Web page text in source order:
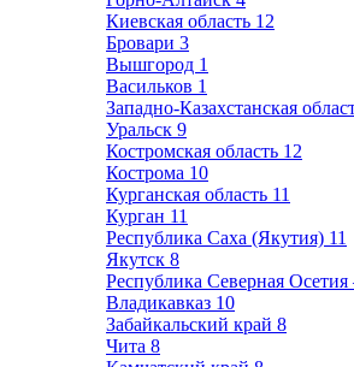
Киевская область 12
Бровари 3
Вышгород 1
Васильков 1
Западно-Казахстанская
Уральск 9
Костромская область 12
Кострома 10
Курганская область 11
Курган 11
Республика Саха (Якутия) 11
Якутск 8
Республика Северная
Владикавказ 10
Забайкальский край 8
Чита 8